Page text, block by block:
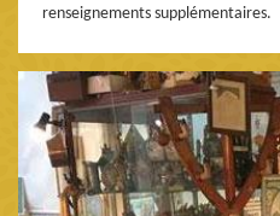
renseignements supplémentaires.